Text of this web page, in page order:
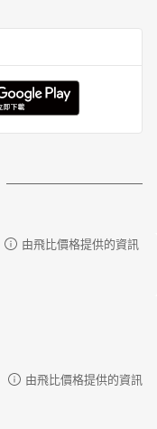
由飛比價格提供的資訊
由飛比價格提供的資訊